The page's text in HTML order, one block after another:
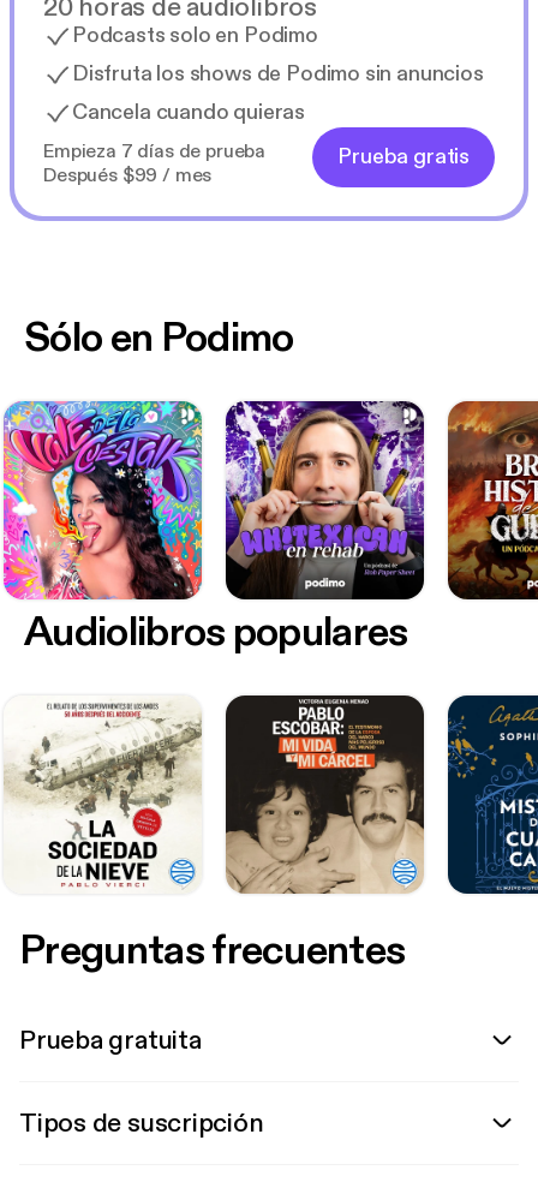
20 horas de audiolibros
Podcasts solo en Podimo
Disfruta los shows de Podimo sin anuncios
Cancela cuando quieras
Empieza 7 días de prueba
Después $99 / mes
Prueba gratis
Sólo en Podimo
Audiolibros populares
Preguntas frecuentes
Prueba gratuita
Tipos de suscripción